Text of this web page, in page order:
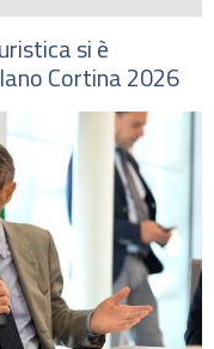
si è
Cortina 2026